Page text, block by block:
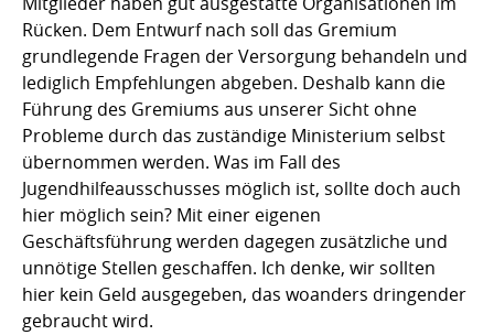
Rücken. Dem Entwurf nach soll das Gremium
grundlegende Fragen der Versorgung behandeln und
lediglich Empfehlungen abgeben. Deshalb kann die
Führung des Gremiums aus unserer Sicht ohne
Probleme durch das zuständige Ministerium selbst
übernommen werden. Was im Fall des
Jugendhilfeausschusses möglich ist, sollte doch auch
hier möglich sein? Mit einer eigenen
Geschäftsführung werden dagegen zusätzliche und
unnötige Stellen geschaffen. Ich denke, wir sollten
hier kein Geld ausgegeben, das woanders dringender
gebraucht wird.